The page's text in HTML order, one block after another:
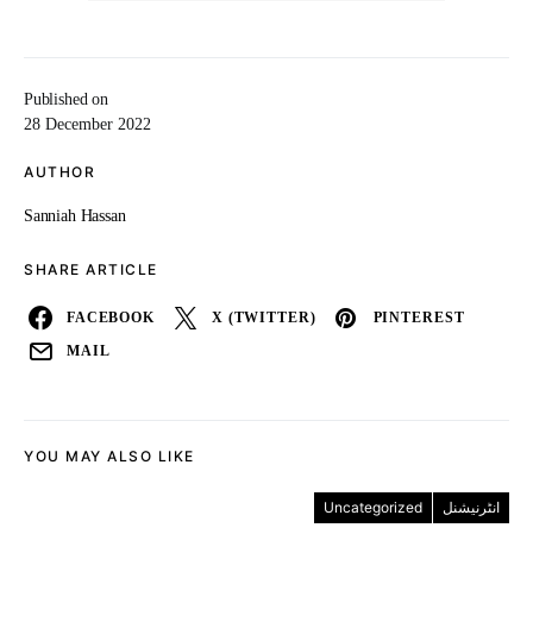
Published on
28 December 2022
AUTHOR
Sanniah Hassan
SHARE ARTICLE
FACEBOOK X (TWITTER) PINTEREST
MAIL
YOU MAY ALSO LIKE
Uncategorized انٹرنیشنل